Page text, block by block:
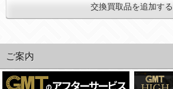
交換買取品を追加する
ご案内